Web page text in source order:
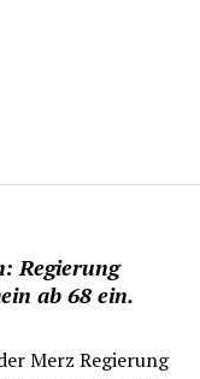
Regierung
ab 68 ein.
Merz Regierung